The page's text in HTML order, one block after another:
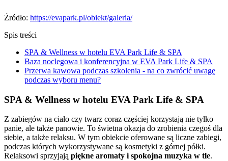
Źródło: https://evapark.pl/obiekt/galeria/
Spis treści
SPA & Wellness w hotelu EVA Park Life & SPA
Baza noclegowa i konferencyjna w EVA Park Life & SPA
Przerwa kawowa podczas szkolenia - na co zwrócić uwagę
podczas wyboru menu?
SPA & Wellness w hotelu EVA Park Life & SPA
Z zabiegów na ciało czy twarz coraz częściej korzystają nie tylko
panie, ale także panowie. To świetna okazja do zrobienia czegoś dla
siebie, a także relaksu. W tym obiekcie oferowane są liczne zabiegi,
podczas których wykorzystywane są kosmetyki z górnej półki.
Relaksowi sprzyjają piękne aromaty i spokojna muzyka w tle.